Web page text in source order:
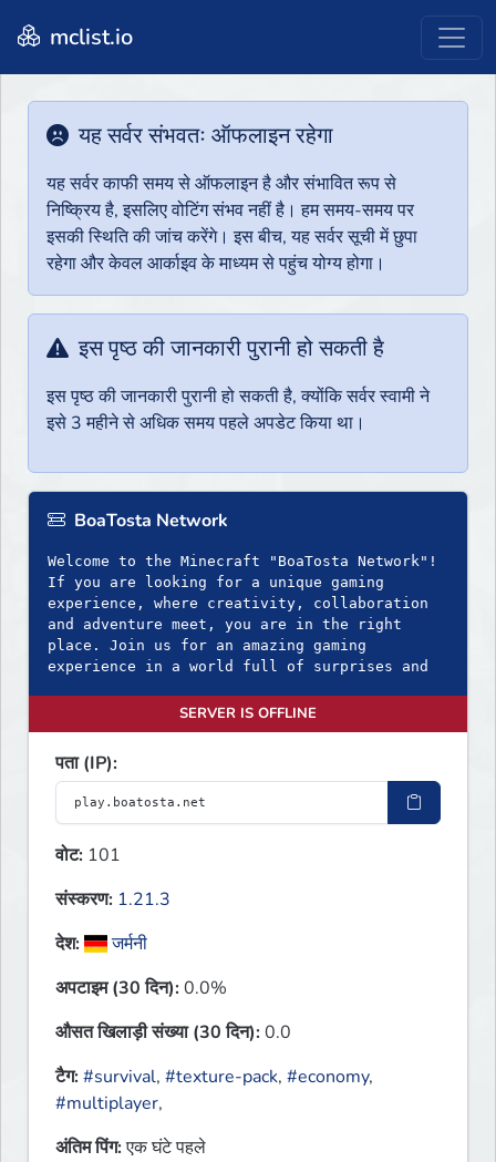
mclist.io
यह सर्वर संभवतः ऑफलाइन रहेगा
यह सर्वर काफी समय से ऑफलाइन है और संभावित रूप से
निष्क्रिय है, इसलिए वोटिंग संभव नहीं है। हम समय-समय पर
इसकी स्थिति की जांच करेंगे। इस बीच, यह सर्वर सूची में छुपा
रहेगा और केवल आर्काइव के माध्यम से पहुंच योग्य होगा।
इस पृष्ठ की जानकारी पुरानी हो सकती है
इस पृष्ठ की जानकारी पुरानी हो सकती है, क्योंकि सर्वर स्वामी ने
इसे 3 महीने से अधिक समय पहले अपडेट किया था।
BoaTosta Network
Welcome to the Minecraft "BoaTosta Network"!
If you are looking for a unique gaming
experience, where creativity, collaboration
and adventure meet, you are in the right
place. Join us for an amazing gaming
experience in a world full of surprises and
SERVER IS OFFLINE
पता (IP):
वोट: 101
संस्करण: 1.21.3
देश:
जर्मनी
अपटाइम (30 दिन):0.0%
औसत खिलाड़ी संख्या (30 दिन):0.0
टैग:#survival, #texture-pack, #economy,
#multiplayer,
अंतिम पिंग:एक घंटे पहले